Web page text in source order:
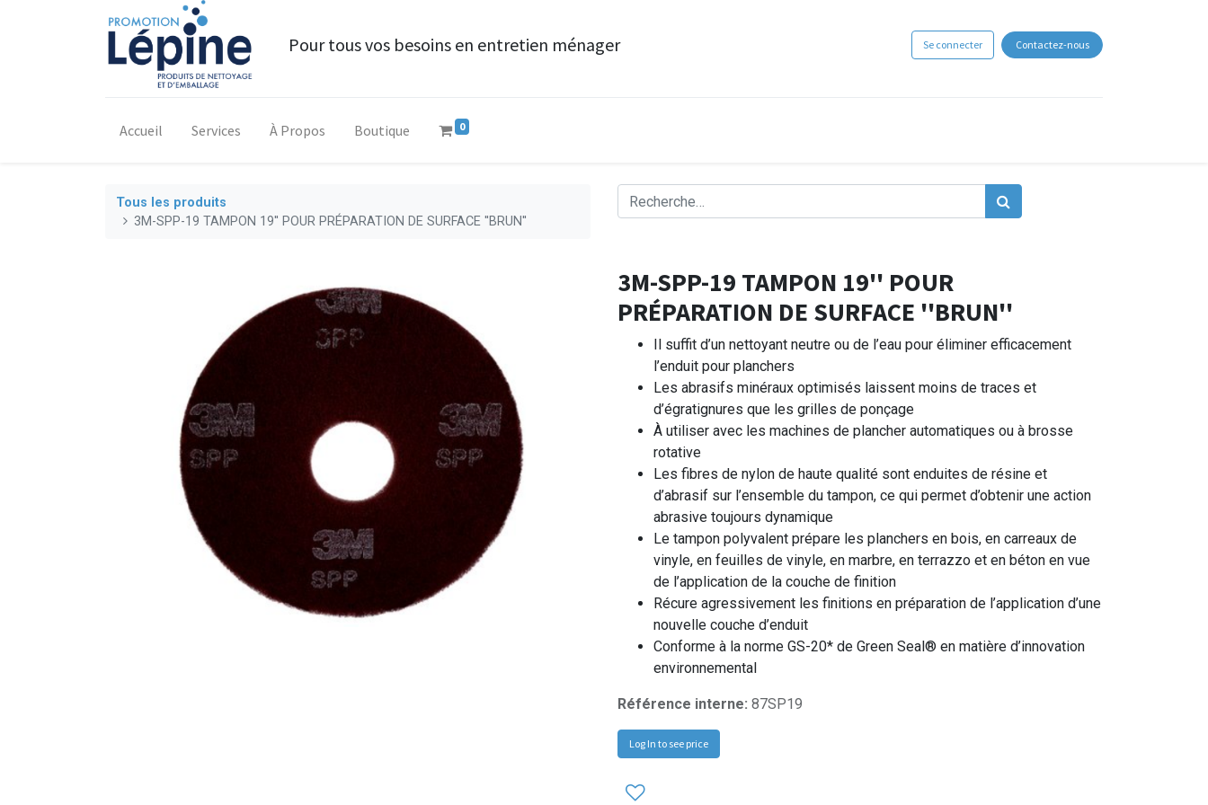
Pour tous vos besoins en entretien ménager Se connecter Contactez-nous
Accueil Services À Propos Boutique 0
Tous les produits
3M-SPP-19 TAMPON 19'' POUR PRÉPARATION DE SURFACE ''BRUN''
3M-SPP-19 TAMPON 19'' POUR
PRÉPARATION DE SURFACE ''BRUN''
Il suffit d’un nettoyant neutre ou de l’eau pour éliminer efficacement
l’enduit pour planchers
Les abrasifs minéraux optimisés laissent moins de traces et
d’égratignures que les grilles de ponçage
À utiliser avec les machines de plancher automatiques ou à brosse
rotative
Les fibres de nylon de haute qualité sont enduites de résine et
d’abrasif sur l’ensemble du tampon, ce qui permet d’obtenir une action
abrasive toujours dynamique
Le tampon polyvalent prépare les planchers en bois, en carreaux de
vinyle, en feuilles de vinyle, en marbre, en terrazzo et en béton en vue
de l’application de la couche de finition
Récure agressivement les finitions en préparation de l’application d’une
nouvelle couche d’enduit
Conforme à la norme GS-20* de Green Seal® en matière d’innovation
environnemental
Référence interne: 87SP19
Log In to see price